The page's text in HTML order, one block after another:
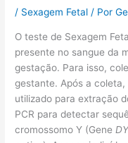
/ Sexagem Fetal / Por
O teste de Sexagem
presente no sangue da
gestação. Para isso,
gestante. Após a coleta,
utilizado para extração
PCR para detectar
cromossomo Y (Gene